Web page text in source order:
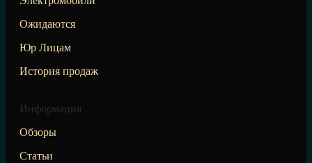
Ожидаются
Юр Лицам
История продаж
Информация
Обзоры
Статьи